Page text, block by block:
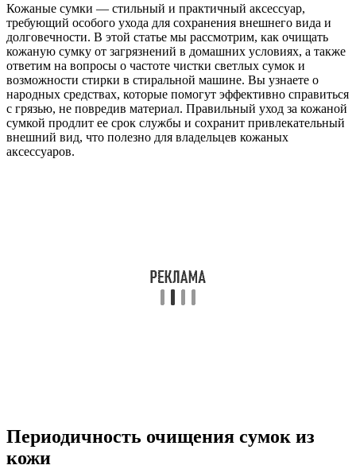
Кожаные сумки — стильный и практичный аксессуар,
требующий особого ухода для сохранения внешнего вида и
долговечности. В этой статье мы рассмотрим, как очищать
кожаную сумку от загрязнений в домашних условиях, а также
ответим на вопросы о частоте чистки светлых сумок и
возможности стирки в стиральной машине. Вы узнаете о
народных средствах, которые помогут эффективно справиться
с грязью, не повредив материал. Правильный уход за кожаной
сумкой продлит ее срок службы и сохранит привлекательный
внешний вид, что полезно для владельцев кожаных
аксессуаров.
Периодичность очищения сумок из
кожи